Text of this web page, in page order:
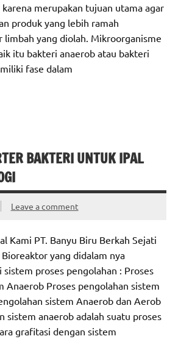
merupakan tujuan utama agar
produk yang lebih ramah
limbah yang diolah. Mikroorganisme
itu bakteri anaerob atau bakteri
fase dalam
BAKTERI UNTUK IPAL
Leave a comment
Kami PT. Banyu Biru Berkah Sejati
yang didalam nya
proses pengolahan : Proses
Anaerob Proses pengolahan sistem
sistem Anaerob dan Aerob
sistem anaerob adalah suatu proses
grafitasi dengan sistem